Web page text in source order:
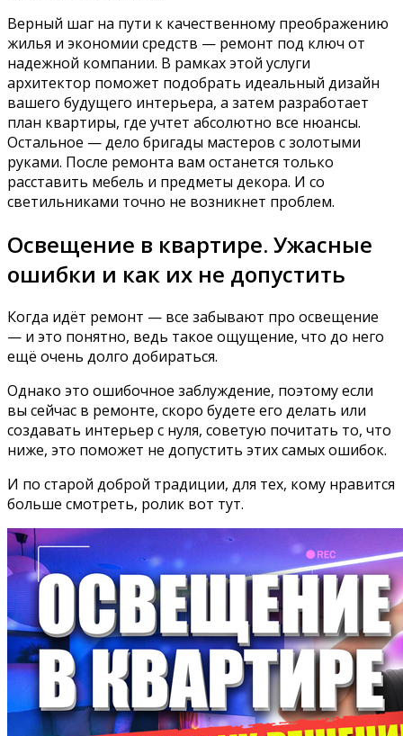
Верный шаг на пути к качественному преображению
жилья и экономии средств — ремонт под ключ от
надежной компании. В рамках этой услуги
архитектор поможет подобрать идеальный дизайн
вашего будущего интерьера, а затем разработает
план квартиры, где учтет абсолютно все нюансы.
Остальное — дело бригады мастеров с золотыми
руками. После ремонта вам останется только
расставить мебель и предметы декора. И со
светильниками точно не возникнет проблем.
Освещение в квартире. Ужасные
ошибки и как их не допустить
Когда идёт ремонт — все забывают про освещение
— и это понятно, ведь такое ощущение, что до него
ещё очень долго добираться.
Однако это ошибочное заблуждение, поэтому если
вы сейчас в ремонте, скоро будете его делать или
создавать интерьер с нуля, советую почитать то, что
ниже, это поможет не допустить этих самых ошибок.
И по старой доброй традиции, для тех, кому нравится
больше смотреть, ролик вот тут.